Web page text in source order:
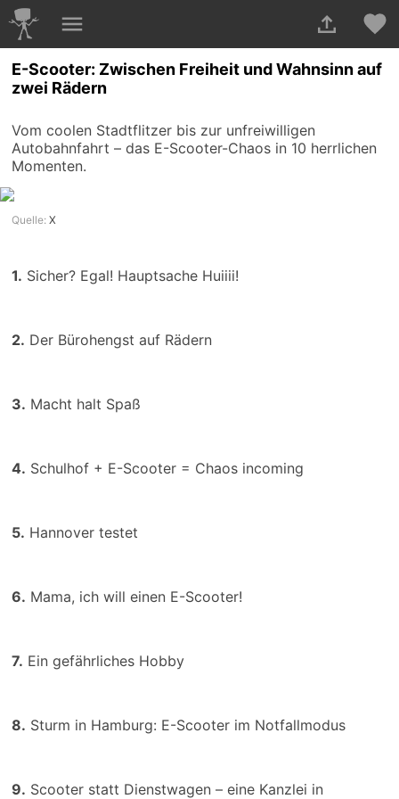
E-Scooter: Zwischen Freiheit und Wahnsinn auf
zwei Rädern
Vom coolen Stadtflitzer bis zur unfreiwilligen
Autobahnfahrt – das E-Scooter-Chaos in 10 herrlichen
Momenten.
Quelle:X
1. Sicher? Egal! Hauptsache Huiiii!
2. Der Bürohengst auf Rädern
3. Macht halt Spaß
4. Schulhof + E-Scooter = Chaos incoming
5. Hannover testet
6. Mama, ich will einen E-Scooter!
7. Ein gefährliches Hobby
8. Sturm in Hamburg: E-Scooter im Notfallmodus
9. Scooter statt Dienstwagen – eine Kanzlei in